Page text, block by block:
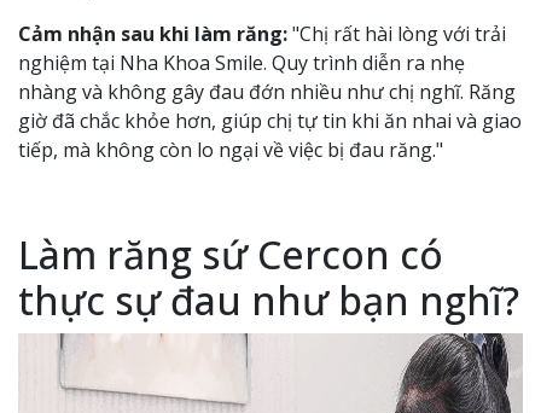
Cảm nhận sau khi làm răng:"Chị rất hài lòng với trải
nghiệm tại Nha Khoa Smile. Quy trình diễn ra nhẹ
nhàng và không gây đau đớn nhiều như chị nghĩ. Răng
giờ đã chắc khỏe hơn, giúp chị tự tin khi ăn nhai và giao
tiếp, mà không còn lo ngại về việc bị đau răng."
Làm răng sứ Cercon có
thực sự đau như bạn nghĩ?